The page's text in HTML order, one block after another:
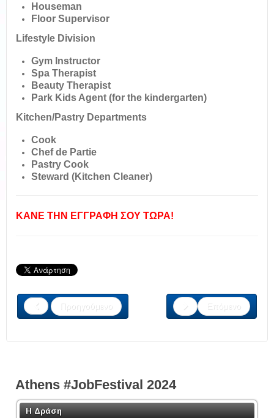
Houseman
Floor Supervisor
Lifestyle Division
Gym Instructor
Spa Therapist
Beauty Therapist
Park Kids Agent (for the kindergarten)
Kitchen/Pastry Departments
Cook
Chef de Partie
Pastry Cook
Steward (Kitchen Cleaner)
ΚΑΝΕ ΤΗΝ ΕΓΓΡΑΦΗ ΣΟΥ ΤΩΡΑ!
Προηγούμενο Επόμενο
Athens #JobFestival 2024
Η Δράση